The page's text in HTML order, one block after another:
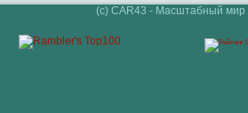
(c) CAR43 - Масштабный мир